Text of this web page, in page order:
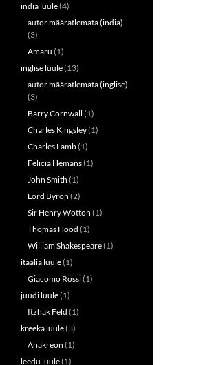
india luule(4)
autor määratlemata (india)
(3)
Amaru (1)
inglise luule(13)
autor määratlemata (inglise)
(3)
Barry Cornwall (1)
Charles Kingsley(1)
Charles Lamb(1)
Felicia Hemans(1)
John Smith (1)
Lord Byron (2)
Sir Henry Wotton (1)
Thomas Hood (1)
William Shakespeare(1)
itaalia luule(1)
Giacomo Rossi(1)
juudi luule(1)
Itzhak Feld (1)
kreeka luule(3)
Anakreon (1)
leedu luule(1)